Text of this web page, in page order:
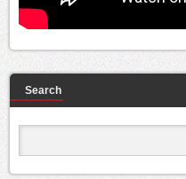
Search